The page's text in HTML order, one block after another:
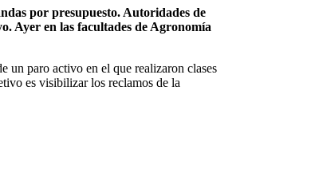
por presupuesto. Autoridades de
Ayer en las facultades de Agronomía
un paro activo en el que realizaron clases
es visibilizar los reclamos de la